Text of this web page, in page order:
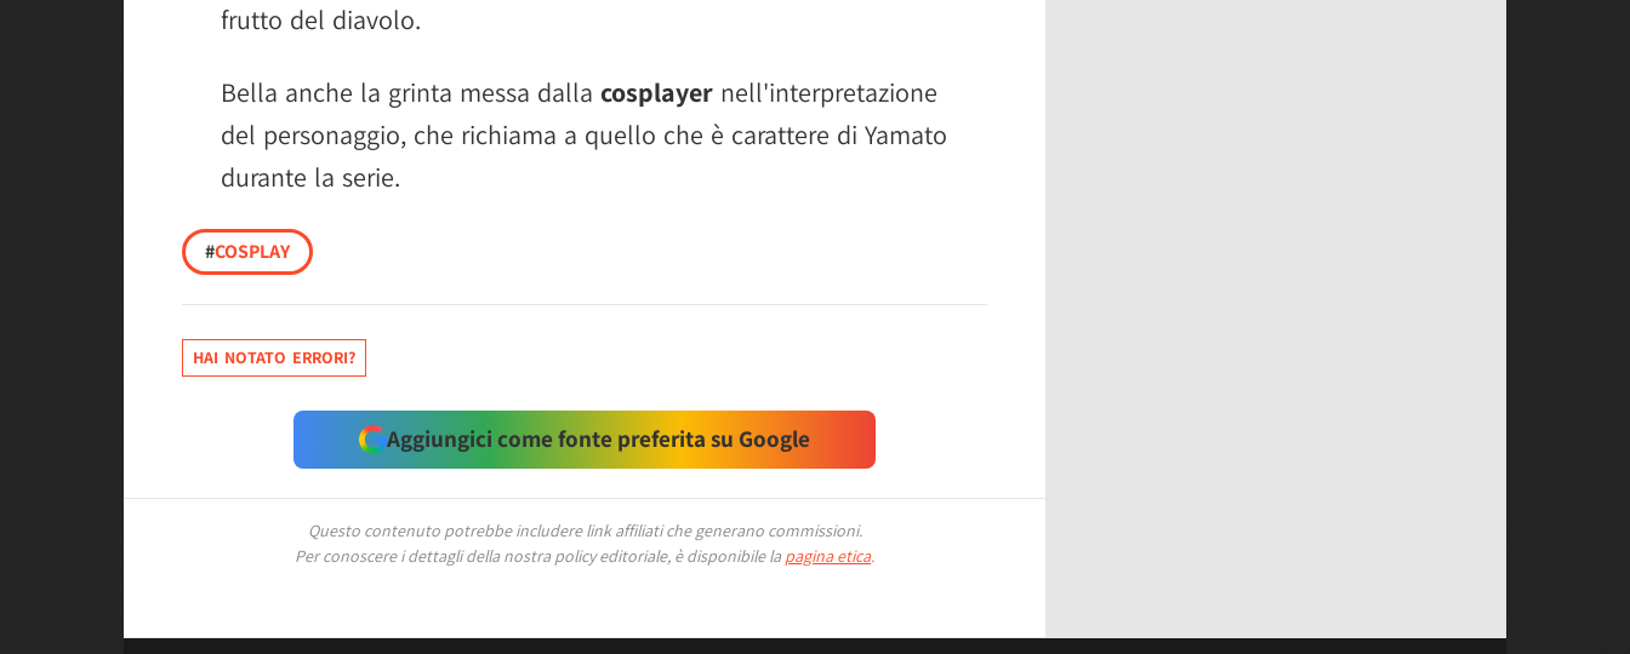
frutto del diavolo.
Bella anche la grinta messa dalla cosplayer nell'interpretazione
del personaggio, che richiama a quello che è carattere di Yamato
durante la serie.
#COSPLAY
HAI NOTATO ERRORI?
Aggiungici come fonte preferita su Google
Questo contenuto potrebbe includere link affiliati che generano commissioni.
Per conoscere i dettagli della nostra policy editoriale, è disponibile la pagina etica.